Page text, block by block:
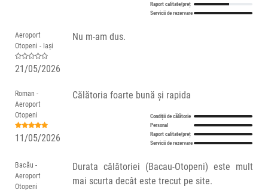
Raport calitate/preț
Servicii de rezervare
Aeroport
Otopeni - Iași
21/05/2026
Nu m-am dus.
Roman -
Aeroport
Otopeni
11/05/2026
Călătoria foarte bună și rapida
Condiții de călătorie
Personal
Raport calitate/preț
Servicii de rezervare
Bacău -
Aeroport
Otopeni
Durata călătoriei (Bacau-Otopeni) este mult
mai scurta decât este trecut pe site.